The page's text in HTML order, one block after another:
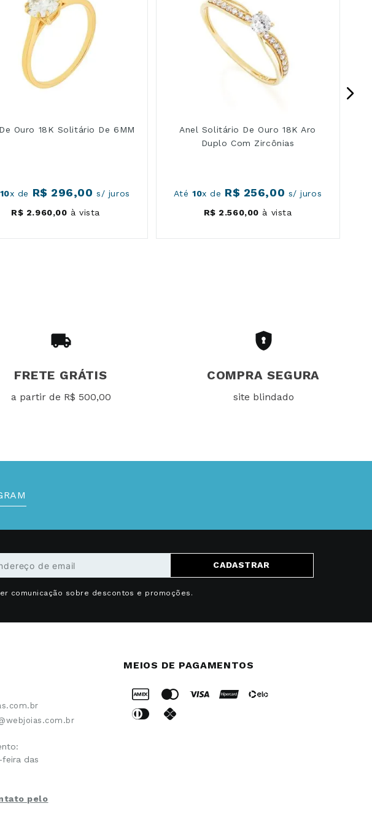
Ouro 18K Solitário De 6MM
10x de R$ 296,00 s/ juros
R$ 2.960,00 à vista
Anel Solitário De Ouro 18K Aro
Duplo Com Zircônias
Até10x de R$ 256,00 s/ juros
R$ 2.560,00 à vista
FRETE GRÁTIS
a partir de R$ 500,00
COMPRA SEGURA
site blindado
CADASTRAR
comunicação sobre descontos e promoções.
feira das
pelo
MEIOS DE PAGAMENTOS